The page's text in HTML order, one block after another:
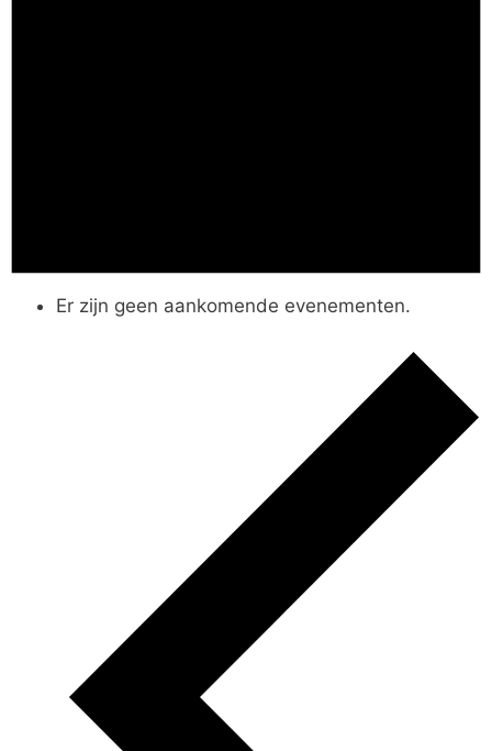
Er zijn geen aankomende evenementen.